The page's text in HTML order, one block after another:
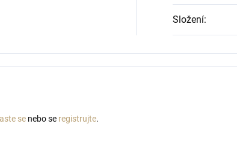
Složení:
se nebo se registrujte.